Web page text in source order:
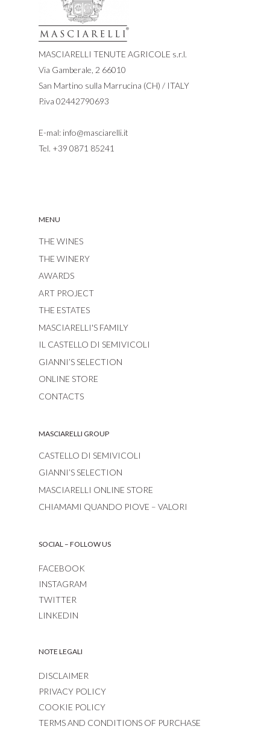
MASCIARELLI TENUTE AGRICOLE s.r.l.
Via Gamberale, 2 66010
San Martino sulla Marrucina (CH) / ITALY
P.iva 02442790693
E-mal: info@masciarelli.it
Tel. +39 0871 85241
MENU
THE WINES
THE WINERY
AWARDS
ART PROJECT
THE ESTATES
MASCIARELLI'S FAMILY
IL CASTELLO DI SEMIVICOLI
GIANNI’S SELECTION
ONLINE STORE
CONTACTS
MASCIARELLI GROUP
CASTELLO DI SEMIVICOLI
GIANNI’S SELECTION
MASCIARELLI ONLINE STORE
CHIAMAMI QUANDO PIOVE – VALORI
SOCIAL – FOLLOW US
FACEBOOK
INSTAGRAM
TWITTER
LINKEDIN
NOTE LEGALI
DISCLAIMER
PRIVACY POLICY
COOKIE POLICY
TERMS AND CONDITIONS OF PURCHASE